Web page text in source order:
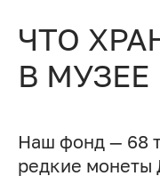
ЧТО
В МУЗЕЕ
Наш фонд — 68
редкие монеты